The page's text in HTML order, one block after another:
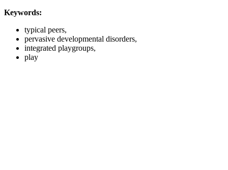
Keywords:
typical peers,
pervasive developmental disorders,
integrated playgroups,
play